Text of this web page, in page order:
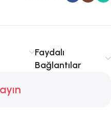
Faydalı
Bağlantılar